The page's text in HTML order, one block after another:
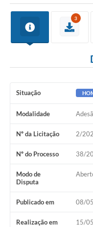
Planejamento e Orçamento
Sala Mineira do
Lei Paulo Gustavo
Turismo
Horário - Linhas Municipais
Lei Aldir Blanc
Carta de Serviços
3
Situação
Modalidade
Nº da Licitação 2/
Nº do Processo 38/
Modo de
Disputa
Publicado em 08/
Realização em 15/